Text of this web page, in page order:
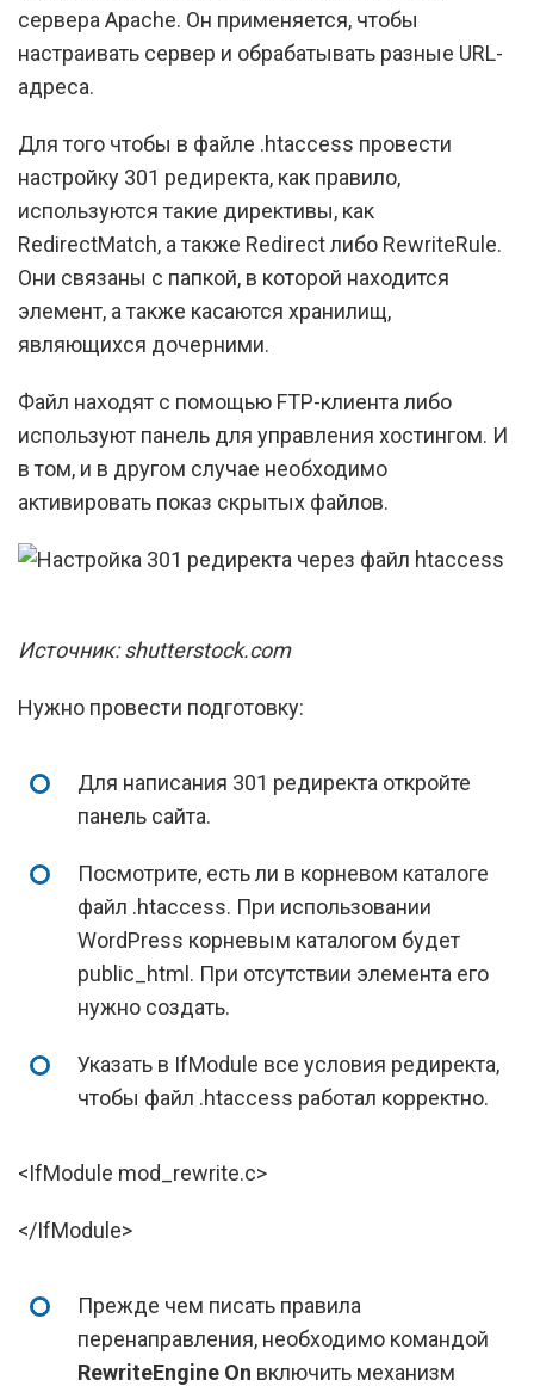
сервера Apache. Он применяется, чтобы
настраивать сервер и обрабатывать разные URL-
адреса.
Для того чтобы в файле .htaccess провести
настройку 301 редиректа, как правило,
используются такие директивы, как
RedirectMatch, а также Redirect либо RewriteRule.
Они связаны с папкой, в которой находится
элемент, а также касаются хранилищ,
являющихся дочерними.
Файл находят с помощью FTP-клиента либо
используют панель для управления хостингом. И
в том, и в другом случае необходимо
активировать показ скрытых файлов.
Источник: shutterstock.com
Нужно провести подготовку:
Для написания 301 редиректа откройте
панель сайта.
Посмотрите, есть ли в корневом каталоге
файл .htaccess. При использовании
WordPress корневым каталогом будет
public_html. При отсутствии элемента его
нужно создать.
Указать в IfModule все условия редиректа,
чтобы файл .htaccess работал корректно.
<IfModule mod_rewrite.c>
</IfModule>
Прежде чем писать правила
перенаправления, необходимо командой
RewriteEngine On включить механизм